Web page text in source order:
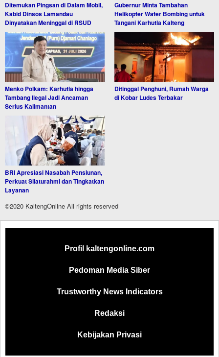
Ditemukan Pingsan di Dalam Mobil,
Kabid Dinsos Lamandau
Dinyatakan Meninggal di RSUD
Gubernur Minta Tambahan
Helikopter Water Bombing untuk
Tangani Karhutla Kalteng
Menko Polkam: Karhutla hingga
Tambang Ilegal Jadi Ancaman
Serius Kalimantan
Ditinggal Penghuni, Rumah Warga
di Kobar Ludes Terbakar
BRI Apresiasi Nasabah Pensiunan,
Perkuat Silaturahmi dan Tingkatkan
Layanan
©2020 KaltengOnline All rights reserved
Profil kaltengonline.com
Pedoman Media Siber
Trustworthy News Indicators
Redaksi
Kebijakan Privasi